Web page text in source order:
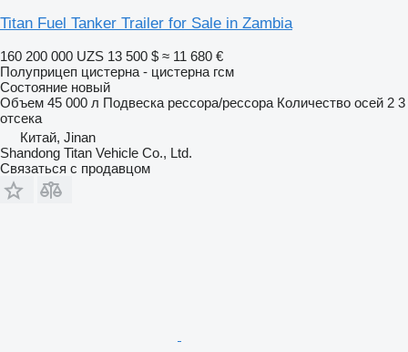
Titan Fuel Tanker Trailer for Sale in Zambia
160 200 000 UZS 13 500 $ ≈ 11 680 €
Полуприцеп цистерна - цистерна гсм
Состояние новый
Объем 45 000 л Подвеска рессора/рессора Количество осей 2 3
отсека
Китай, Jinan
Shandong Titan Vehicle Co., Ltd.
Связаться с продавцом